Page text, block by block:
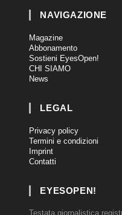
NAVIGAZIONE
Magazine
Abbonamento
Sostieni EyesOpen!
CHI SIAMO
News
LEGAL
Privacy policy
Termini e condizioni
Imprint
Contatti
EYESOPEN!
Testata giornalistica